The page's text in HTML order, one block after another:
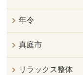
年令
真庭市
リラックス整体